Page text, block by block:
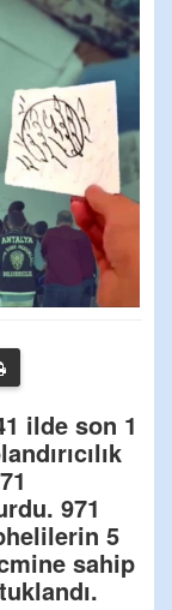
ilde son 1
971
5
sahip